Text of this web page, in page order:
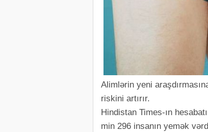
Alimlərin yeni
riskini artırır.
Hindistan Times-ın
min 296 insanın yemək